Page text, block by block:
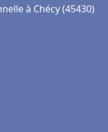
à Chécy (45430)